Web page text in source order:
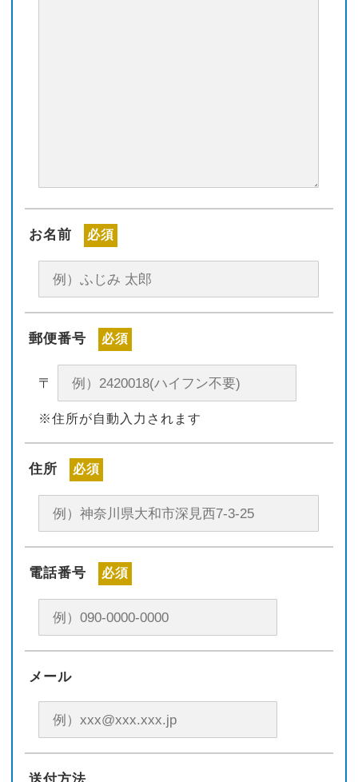
お名前 必須
郵便番号 必須
〒
※住所が自動入力されます
住所 必須
電話番号 必須
メール
送付方法